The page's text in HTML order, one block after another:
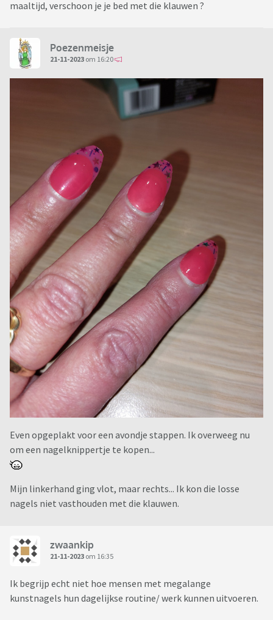
maaltijd, verschoon je je bed met die klauwen ?
Poezenmeisje
21-11-2023 om 16:20
Even opgeplakt voor een avondje stappen. Ik overweeg nu
om een nagelknippertje te kopen...
Mijn linkerhand ging vlot, maar rechts... Ik kon die losse
nagels niet vasthouden met die klauwen.
zwaankip
21-11-2023 om 16:35
Ik begrijp echt niet hoe mensen met megalange
kunstnagels hun dagelijkse routine/ werk kunnen uitvoeren.